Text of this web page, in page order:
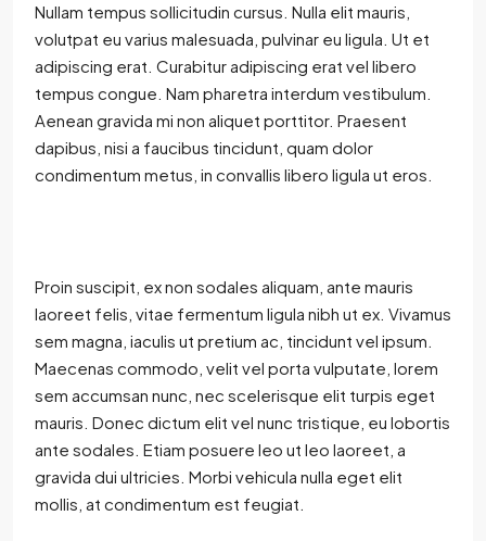
Nullam tempus sollicitudin cursus. Nulla elit mauris,
volutpat eu varius malesuada, pulvinar eu ligula. Ut et
adipiscing erat. Curabitur adipiscing erat vel libero
tempus congue. Nam pharetra interdum vestibulum.
Aenean gravida mi non aliquet porttitor. Praesent
dapibus, nisi a faucibus tincidunt, quam dolor
condimentum metus, in convallis libero ligula ut eros.
Proin suscipit, ex non sodales aliquam, ante mauris
laoreet felis, vitae fermentum ligula nibh ut ex. Vivamus
sem magna, iaculis ut pretium ac, tincidunt vel ipsum.
Maecenas commodo, velit vel porta vulputate, lorem
sem accumsan nunc, nec scelerisque elit turpis eget
mauris. Donec dictum elit vel nunc tristique, eu lobortis
ante sodales. Etiam posuere leo ut leo laoreet, a
gravida dui ultricies. Morbi vehicula nulla eget elit
mollis, at condimentum est feugiat.